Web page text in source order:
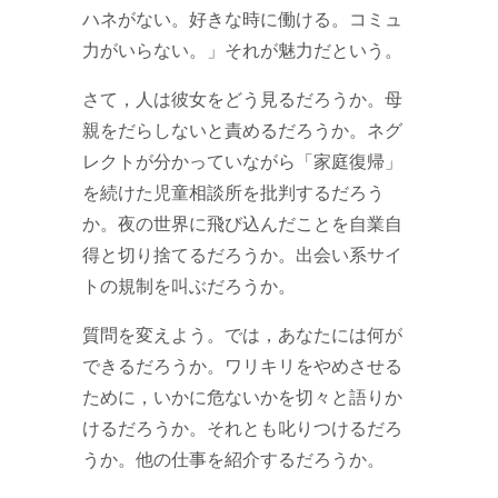
ハネがない。好きな時に働ける。コミュ
力がいらない。」それが魅力だという。
さて，人は彼女をどう見るだろうか。母
親をだらしないと責めるだろうか。ネグ
レクトが分かっていながら「家庭復帰」
を続けた児童相談所を批判するだろう
か。夜の世界に飛び込んだことを自業自
得と切り捨てるだろうか。出会い系サイ
トの規制を叫ぶだろうか。
質問を変えよう。では，あなたには何が
できるだろうか。ワリキリをやめさせる
ために，いかに危ないかを切々と語りか
けるだろうか。それとも叱りつけるだろ
うか。他の仕事を紹介するだろうか。